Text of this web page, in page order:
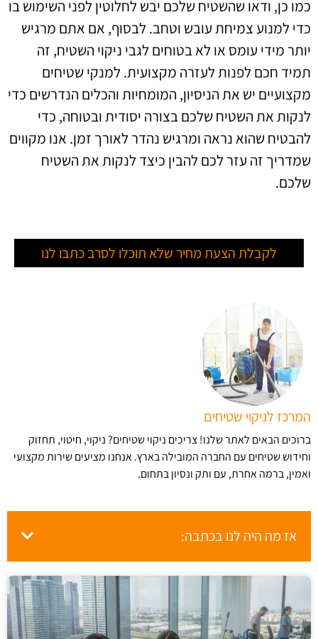
כמו כן, ודאו שהשטיח שלכם יבש לחלוטין לפני השימוש בו
כדי למנוע צמיחת עובש וטחב. לבסוף, אם אתם מרגיש
יותר מידי עומס או לא בטוחים לגבי ניקוי השטיח, זה
תמיד חכם לפנות לעזרה מקצועית. למנקי שטיחים
מקצועיים יש את הניסיון, המומחיות והכלים הנדרשים כדי
לנקות את השטיח שלכם בצורה יסודית ובטוחה, כדי
להבטיח שהוא נראה ומרגיש נהדר לאורך זמן. אנו מקווים
שמדריך זה עזר לכם להבין כיצד לנקות את השטיח
שלכם.
לקבלת הצעת מחיר שלא תוכלו לסרב כתבו לנו
המרכז לניקוי שטיחים
ברוכים הבאים לאתר שלנו! צריכים ניקוי שטיחים? ניקוי, חיטוי, תחזוק
וחידוש שטיחים עם החברה המובילה בארץ​. אנחנו מציעים שירות מקצועי
ואמין, ברמה אחרת, עם ותק ונסיון בתחום.
אז מה היה לנו בכתבה: